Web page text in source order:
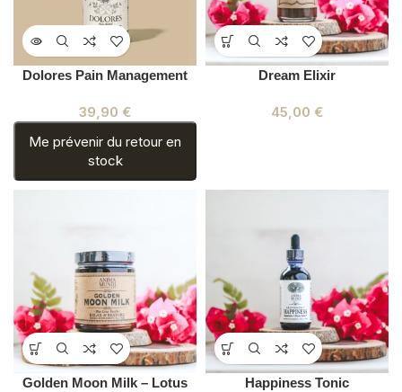
Dolores Pain Management
39,90 €
Me prévenir du retour en
stock
Dream Elixir
45,00 €
Golden Moon Milk – Lotus
Happiness Tonic